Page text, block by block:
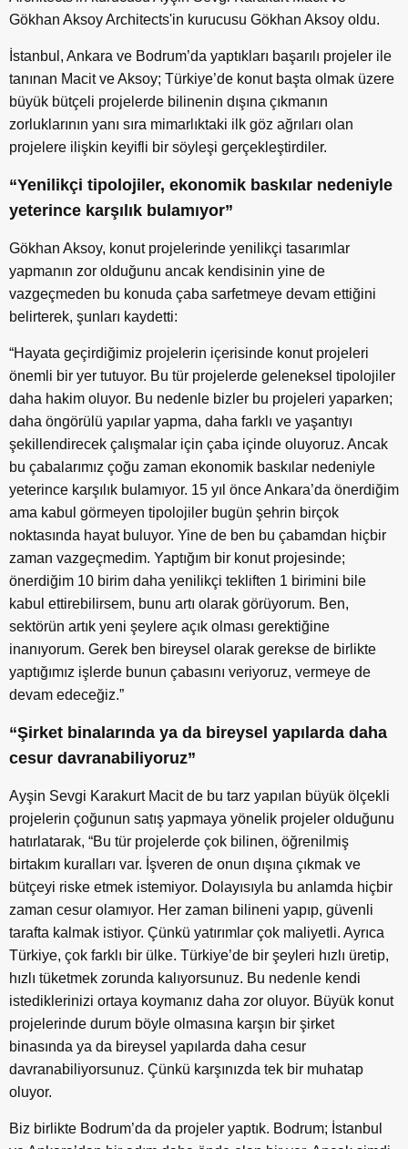
Gökhan Aksoy Architects'in kurucusu Gökhan Aksoy oldu.
İstanbul, Ankara ve Bodrum’da yaptıkları başarılı projeler ile
tanınan Macit ve Aksoy; Türkiye’de konut başta olmak üzere
büyük bütçeli projelerde bilinenin dışına çıkmanın
zorluklarının yanı sıra mimarlıktaki ilk göz ağrıları olan
projelere ilişkin keyifli bir söyleşi gerçekleştirdiler.
“Yenilikçi tipolojiler, ekonomik baskılar nedeniyle
yeterince karşılık bulamıyor”
Gökhan Aksoy, konut projelerinde yenilikçi tasarımlar
yapmanın zor olduğunu ancak kendisinin yine de
vazgeçmeden bu konuda çaba sarfetmeye devam ettiğini
belirterek, şunları kaydetti:
“Hayata geçirdiğimiz projelerin içerisinde konut projeleri
önemli bir yer tutuyor. Bu tür projelerde geleneksel tipolojiler
daha hakim oluyor. Bu nedenle bizler bu projeleri yaparken;
daha öngörülü yapılar yapma, daha farklı ve yaşantıyı
şekillendirecek çalışmalar için çaba içinde oluyoruz. Ancak
bu çabalarımız çoğu zaman ekonomik baskılar nedeniyle
yeterince karşılık bulamıyor. 15 yıl önce Ankara’da önerdiğim
ama kabul görmeyen tipolojiler bugün şehrin birçok
noktasında hayat buluyor. Yine de ben bu çabamdan hiçbir
zaman vazgeçmedim. Yaptığım bir konut projesinde;
önerdiğim 10 birim daha yenilikçi tekliften 1 birimini bile
kabul ettirebilirsem, bunu artı olarak görüyorum. Ben,
sektörün artık yeni şeylere açık olması gerektiğine
inanıyorum. Gerek ben bireysel olarak gerekse de birlikte
yaptığımız işlerde bunun çabasını veriyoruz, vermeye de
devam edeceğiz.”
“Şirket binalarında ya da bireysel yapılarda daha
cesur davranabiliyoruz”
Ayşin Sevgi Karakurt Macit de bu tarz yapılan büyük ölçekli
projelerin çoğunun satış yapmaya yönelik projeler olduğunu
hatırlatarak, “Bu tür projelerde çok bilinen, öğrenilmiş
birtakım kuralları var. İşveren de onun dışına çıkmak ve
bütçeyi riske etmek istemiyor. Dolayısıyla bu anlamda hiçbir
zaman cesur olamıyor. Her zaman bilineni yapıp, güvenli
tarafta kalmak istiyor. Çünkü yatırımlar çok maliyetli. Ayrıca
Türkiye, çok farklı bir ülke. Türkiye’de bir şeyleri hızlı üretip,
hızlı tüketmek zorunda kalıyorsunuz. Bu nedenle kendi
istediklerinizi ortaya koymanız daha zor oluyor. Büyük konut
projelerinde durum böyle olmasına karşın bir şirket
binasında ya da bireysel yapılarda daha cesur
davranabiliyorsunuz. Çünkü karşınızda tek bir muhatap
oluyor.
Biz birlikte Bodrum’da da projeler yaptık. Bodrum; İstanbul